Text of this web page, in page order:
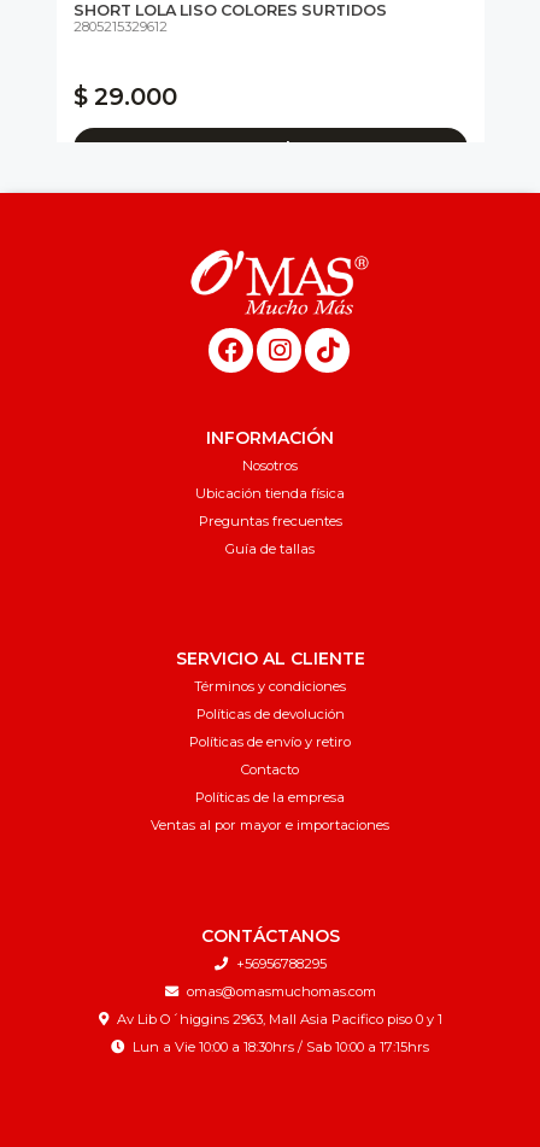
SHORT LOLA LISO COLORES SURTIDOS
2805215329612
$ 29.000
Agregar al carro
INFORMACIÓN
Nosotros
Ubicación tienda física
Preguntas frecuentes
Guía de tallas
SERVICIO AL CLIENTE
Términos y condiciones
Políticas de devolución
Políticas de envío y retiro
Contacto
Políticas de la empresa
Ventas al por mayor e importaciones
CONTÁCTANOS
+56956788295
omas@omasmuchomas.com
Av Lib O´higgins 2963, Mall Asia Pacifico piso 0 y 1
Lun a Vie 10:00 a 18:30hrs / Sab 10:00 a 17:15hrs